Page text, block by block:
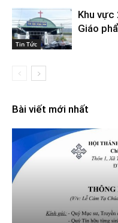
Tin Tức
Khu vực
Giáo
Bài viết mới nhất